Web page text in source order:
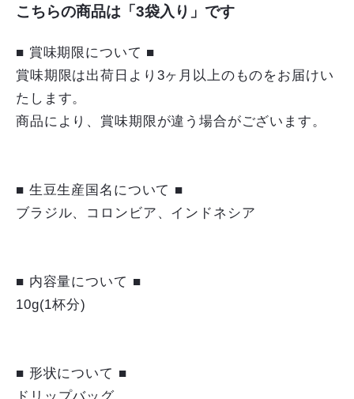
こちらの商品は「3袋入り」です
■ 賞味期限について ■
賞味期限は出荷日より3ヶ月以上のものをお届けい
たします。
商品により、賞味期限が違う場合がございます。
■ 生豆生産国名について ■
ブラジル、コロンビア、インドネシア
■ 内容量について ■
10g(1杯分)
■ 形状について ■
ドリップバッグ